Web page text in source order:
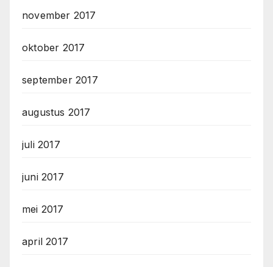
november 2017
oktober 2017
september 2017
augustus 2017
juli 2017
juni 2017
mei 2017
april 2017